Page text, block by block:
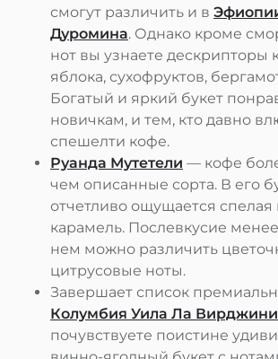
смогут различить и в
Дуромина. Однако кроме
нот вы узнаете дескрипторы
яблока, сухофруктов,
Богатый и яркий букет
новичкам, и тем, кто давно
спешелти кофе.
Руанда Мутетели — кофе
чем описанные сорта. В его
отчетливо ощущается
карамель. Послевкусие
нем можно различить
цитрусовые ноты.
Завершает список
Колумбия Уила Ла
почувствуете поистине